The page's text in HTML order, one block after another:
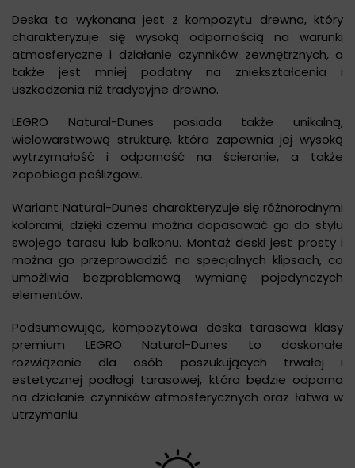
Deska ta wykonana jest z kompozytu drewna, który
charakteryzuje się wysoką odpornością na warunki
atmosferyczne i działanie czynników zewnętrznych, a
także jest mniej podatny na zniekształcenia i
uszkodzenia niż tradycyjne drewno.
LEGRO Natural-Dunes posiada także unikalną,
wielowarstwową strukturę, która zapewnia jej wysoką
wytrzymałość i odporność na ścieranie, a także
zapobiega poślizgowi.
Wariant Natural-Dunes charakteryzuje się różnorodnymi
kolorami, dzięki czemu można dopasować go do stylu
swojego tarasu lub balkonu. Montaż deski jest prosty i
można go przeprowadzić na specjalnych klipsach, co
umożliwia bezproblemową wymianę pojedynczych
elementów.
Podsumowując, kompozytowa deska tarasowa klasy
premium LEGRO Natural-Dunes to doskonałe
rozwiązanie dla osób poszukujących trwałej i
estetycznej podłogi tarasowej, która będzie odporna
na działanie czynników atmosferycznych oraz łatwa w
utrzymaniu